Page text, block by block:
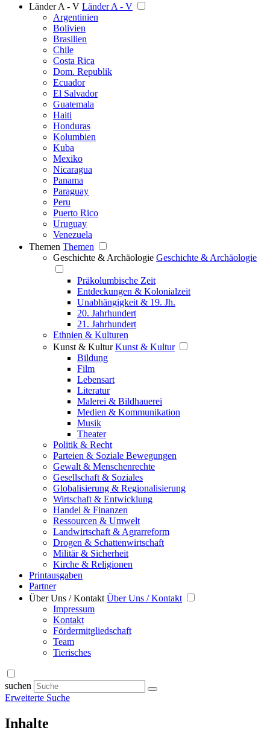
Länder A - V Länder A - V
Argentinien
Bolivien
Brasilien
Chile
Costa Rica
Dom. Republik
Ecuador
El Salvador
Guatemala
Haiti
Honduras
Kolumbien
Kuba
Mexiko
Nicaragua
Panama
Paraguay
Peru
Puerto Rico
Uruguay
Venezuela
Themen Themen
Geschichte & Archäologie Geschichte & Archäologie
Präkolumbische Zeit
Entdeckungen & Kolonialzeit
Unabhängigkeit & 19. Jh.
20. Jahrhundert
21. Jahrhundert
Ethnien & Kulturen
Kunst & Kultur Kunst & Kultur
Bildung
Film
Lebensart
Literatur
Malerei & Bildhauerei
Medien & Kommunikation
Musik
Theater
Politik & Recht
Parteien & Soziale Bewegungen
Gewalt & Menschenrechte
Gesellschaft & Soziales
Globalisierung & Regionalisierung
Wirtschaft & Entwicklung
Handel & Finanzen
Ressourcen & Umwelt
Landwirtschaft & Agrarreform
Drogen & Schattenwirtschaft
Militär & Sicherheit
Kirche & Religionen
Printausgaben
Partner
Über Uns / Kontakt Über Uns / Kontakt
Impressum
Kontakt
Fördermitgliedschaft
Team
Tierisches
suchen
Erweiterte Suche
Inhalte